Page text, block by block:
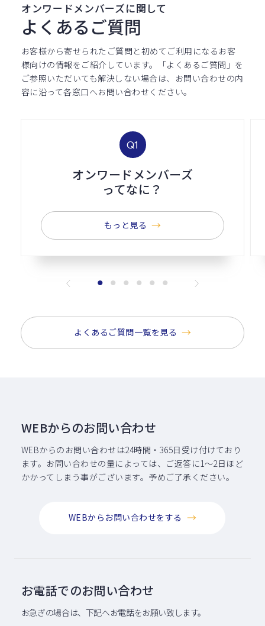
オンワードメンバーズに関して
よくあるご質問
お客様から寄せられたご質問と初めてご利用になるお客
様向けの情報を ご紹介しています。「よくあるご質問」を
ご参照いただいても解決しない場合は、お問い合わせの内
容に沿って各窓口へお問い合わせください。
Q1
オンワードメンバーズ
ってなに？
もっと見る
よくあるご質問一覧を見る
WEBからのお問い合わせ
WEBからのお問い合わせは24時間・365日受け付けており
ます。お問い合わせの量によっては、ご返答に1〜2日ほど
かかってしまう事がございます。予めご了承ください。
WEBからお問い合わせをする
お電話でのお問い合わせ
お急ぎの場合は、下記へお電話をお願い致します。